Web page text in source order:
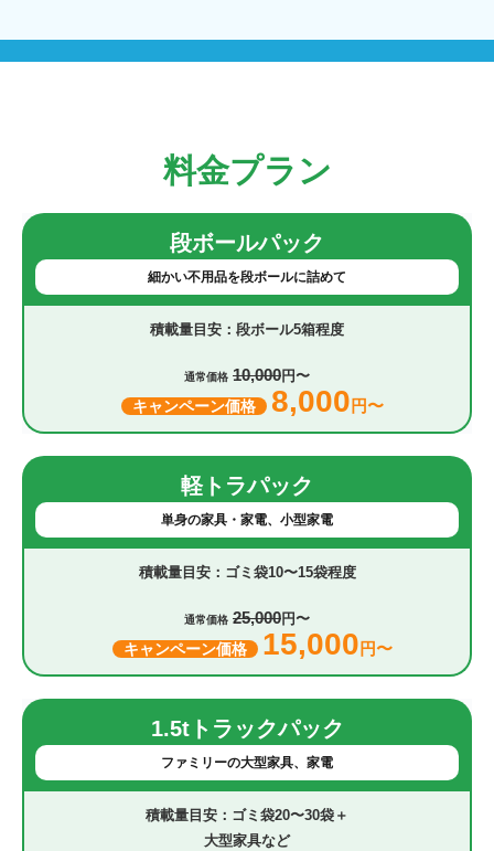
料金プラン
段ボールパック
細かい不用品を段ボールに詰めて
段ボール5箱程度
通常価格 10,000円〜
キャンペーン価格 8,000 円〜
軽トラパック
単身の家具・家電、小型家電
ゴミ袋10〜15袋程度
通常価格 25,000円〜
キャンペーン価格 15,000 円〜
1.5tトラックパック
ファミリーの大型家具、家電
ゴミ袋20〜30袋＋
大型家具など